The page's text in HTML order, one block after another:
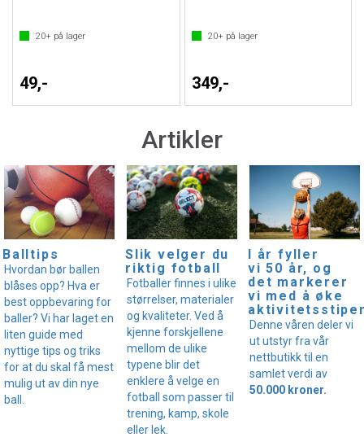
20+ på lager
49,-
20+på lager
349,-
Artikler
Balltips
Hvordan bør ballen
blåses opp? Hva er
best oppbevaring for
baller? Vi har laget en
liten guide med
nyttige tips og triks
for at du skal få mest
mulig ut av din nye
ball.
Slik velger du
riktig fotball
Fotballer finnes i ulike
størrelser, materialer
og kvaliteter. Ved å
kjenne forskjellene
mellom de ulike
typene blir det
enklere å velge en
fotball som passer til
trening, kamp, skole
eller lek.
I år fyller
vi 50 år, og
det markerer
vi med å øke
Denne våren deler vi
ut utstyr fra vår
nettbutikk til en
samlet verdi av
50.000 kroner.